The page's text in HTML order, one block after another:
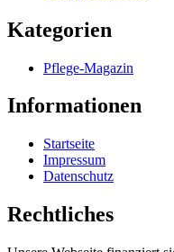
Kategorien
Pflege-Magazin
Informationen
Startseite
Impressum
Datenschutz
Rechtliches